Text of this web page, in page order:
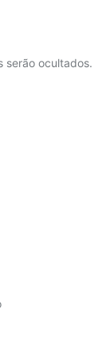
serão ocultados.